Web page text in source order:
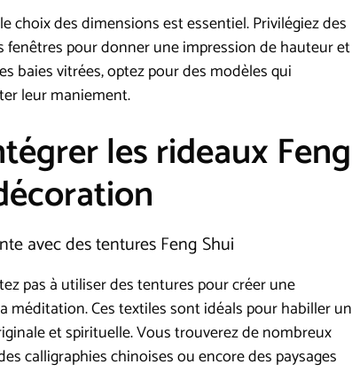
choix des dimensions est essentiel. Privilégiez des
fenêtres pour donner une impression de hauteur et
baies vitrées, optez pour des modèles qui
leur maniement.
les rideaux Feng
avec des tentures Feng Shui
pas à utiliser des tentures pour créer une
méditation. Ces textiles sont idéals pour habiller un
et spirituelle. Vous trouverez de nombreux
calligraphies chinoises ou encore des paysages